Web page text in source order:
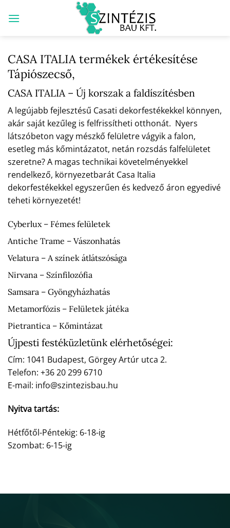
CASA ITALIA termékek értékesítése
Tápiószecső,
CASA ITALIA – Új korszak a faldíszítésben
A legújabb fejlesztésű Casati dekorfestékekkel könnyen,
akár saját kezűleg is felfrissítheti otthonát. Nyers
látszóbeton vagy mészkő felületre vágyik a falon,
esetleg más kőmintázatot, netán rozsdás falfelületet
szeretne? A magas technikai követelményekkel
rendelkező, környezetbarát Casa Italia
dekorfestékekkel egyszerűen és kedvező áron egyedivé
teheti környezetét!
Cyberlux – Fémes felületek
Antiche Trame – Vászonhatás
Velatura – A színek átlátszósága
Nirvana – Színfilozófia
Samsara – Gyöngyházhatás
Metamorfózis – Felületek játéka
Pietrantica – Kőmintázat
Újpesti festéküzletünk elérhetőségei:
Cím: 1041 Budapest, Görgey Artúr utca 2.
Telefon: +36 20 299 6710
E-mail: info@szintezisbau.hu
Nyitva tartás:
Hétfőtől-Péntekig: 6-18-ig
Szombat: 6-15-ig